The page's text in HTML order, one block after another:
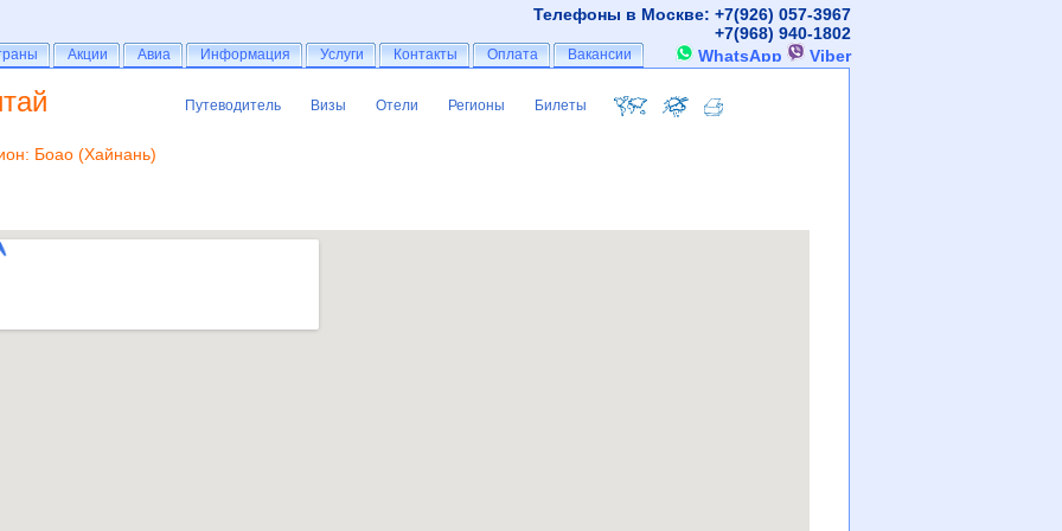
Путеводитель
Путеводитель Визы
Визы Отели
Отели Регионы
Регионы Билеты
Билеты
Боао (Хайнань)
Телефоны в Москве: +7(926) 057-3967
+7(968) 940-1802
WhatsApp
Viber
Акции
Акции Авиа
Авиа Информация
Информация Услуги
Услуги Контакты
Контакты Оплата
Оплата Вакансии
Вакансии